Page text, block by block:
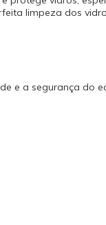
limpeza dos
e a segurança do